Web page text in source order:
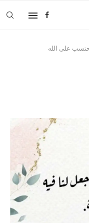
على الله